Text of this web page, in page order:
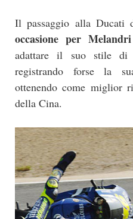
Il passaggio alla Ducati
occasione per Melandri
adattare il suo stile di
registrando forse la
ottenendo come miglior
della Cina.